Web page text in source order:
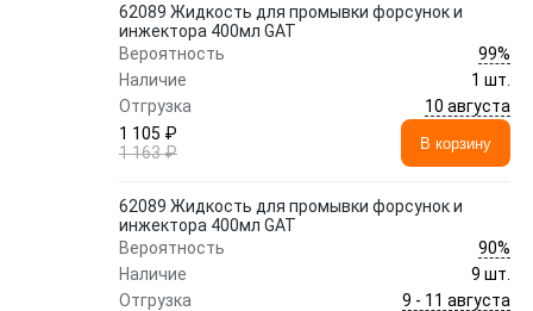
62089 Жидкость для промывки форсунок и
инжектора 400мл GAT
Вероятность
99%
Наличие
1 шт.
Отгрузка
10 августа
1 105 ₽
1 163 ₽
В корзину
62089 Жидкость для промывки форсунок и
инжектора 400мл GAT
Вероятность
90%
Наличие
9 шт.
Отгрузка
9 - 11 августа